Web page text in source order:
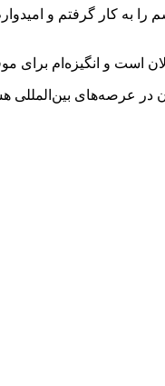
به کار گرفتم و
است و انگیزه‌ام
در عرصه‌های بین‌المللی